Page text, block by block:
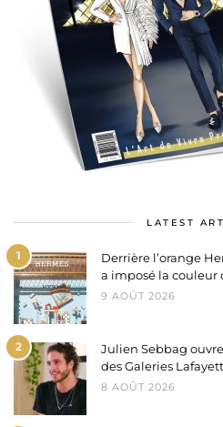
LATEST
1
Derrière l’orange
a imposé la couleur
9 AOÛT 2026
2
Julien Sebbag
des Galeries
8 AOÛT 2026